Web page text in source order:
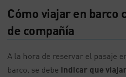
Cómo viajar en barco
de compañía
A la hora de reservar el pasaje
barco, se debe indicar que